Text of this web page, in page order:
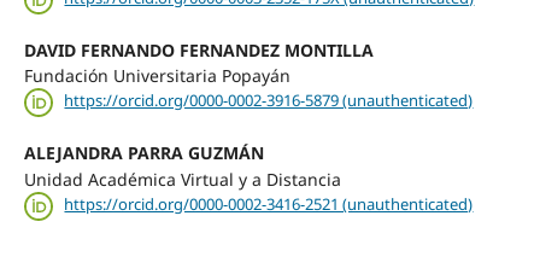
DAVID FERNANDO FERNANDEZ MONTILLA
Fundación Universitaria Popayán
https://orcid.org/0000-0002-3916-5879 (unauthenticated)
ALEJANDRA PARRA GUZMÁN
Unidad Académica Virtual y a Distancia
https://orcid.org/0000-0002-3416-2521 (unauthenticated)